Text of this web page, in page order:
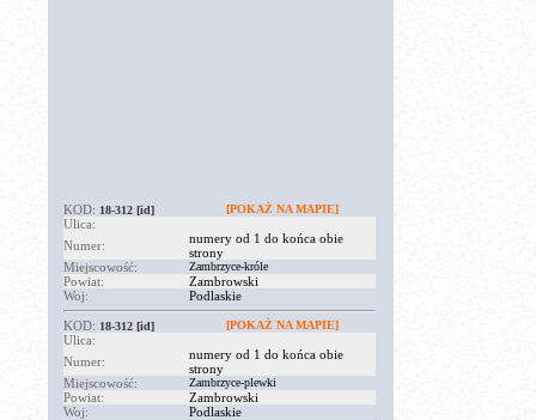
KOD: 18-312 [id] [POKAŻ NA MAPIE]
Ulica:
Numer:
numery od 1 do końca obie
strony
Miejscowość:
Zambrzyce-króle
Powiat:
Zambrowski
Woj:
Podlaskie
KOD: 18-312 [id] [POKAŻ NA MAPIE]
Ulica:
Numer:
numery od 1 do końca obie
strony
Miejscowość:
Zambrzyce-plewki
Powiat:
Zambrowski
Woj:
Podlaskie